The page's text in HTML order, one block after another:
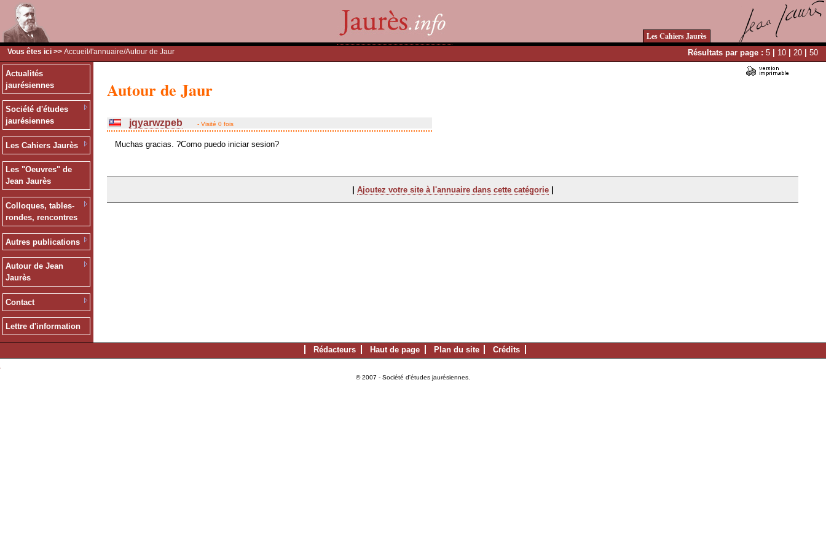
Les Cahiers Jaurès
Vous êtes ici >> Accueil /l'annuaire/Autour de Jaur Résultats par page : 5 | 10 | 20 | 50
Actualités
jaurésiennes
Société d'études
jaurésiennes
Les Cahiers Jaurès
Les "Oeuvres" de
Jean Jaurès
Colloques, tables-
rondes, rencontres
Autres publications
Autour de Jean
Jaurès
Contact
Lettre d'information
Autour de Jaur
jqyarwzpeb - Visité 0 fois
Muchas gracias. ?Como puedo iniciar sesion?
Ajoutez votre site à l'annuaire dans cette catégorie|
Rédacteurs Haut de page Plan du site Crédits
© 2007 - Société d'études jaurésiennes.